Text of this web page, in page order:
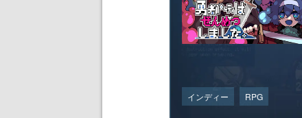
インディー RPG